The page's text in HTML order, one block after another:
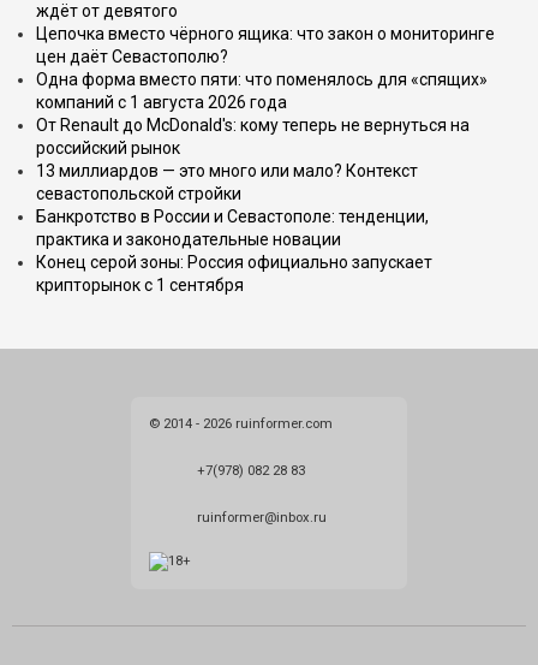
ждёт от девятого
Цепочка вместо чёрного ящика: что закон о мониторинге
цен даёт Севастополю?
Одна форма вместо пяти: что поменялось для «спящих»
компаний с 1 августа 2026 года
От Renault до McDonald's: кому теперь не вернуться на
российский рынок
13 миллиардов — это много или мало? Контекст
севастопольской стройки
Банкротство в России и Севастополе: тенденции,
практика и законодательные новации
Конец серой зоны: Россия официально запускает
крипторынок с 1 сентября
© 2014 - 2026 ruinformer.com
+7(978) 082 28 83
ruinformer@inbox.ru